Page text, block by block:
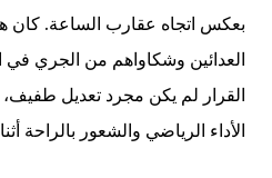
بعكس اتجاه عقارب الساعة. كان
العدائين وشكاواهم من الجري في
القرار لم يكن مجرد تعديل طفيف،
الأداء الرياضي والشعور بالراحة